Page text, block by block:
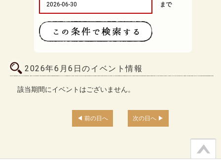
まで
2026年6月6日のイベント情報
該当期間にイベントはございません。
前の日へ 次の日へ